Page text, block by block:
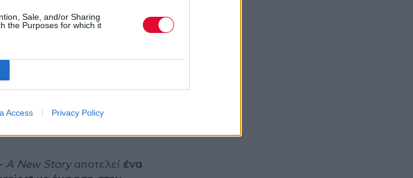
Sale, and/or Sharing
the Purposes for which it
Access Privacy Policy
τη μεγάλη απώλεια με τα
μένα είναι βαθιά — είχα την
θα μου λείψει η παρουσία του
του ένα φως, που δεν θα
το Aldeas – A New
A New Storyαποτελεί ένα